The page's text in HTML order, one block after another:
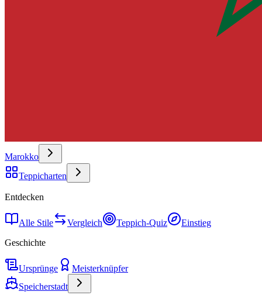
Marokko
Teppicharten
Entdecken
Alle Stile Vergleich Teppich-Quiz
Einstieg
Geschichte
Ursprünge
Meisterknüpfer
Speicherstadt